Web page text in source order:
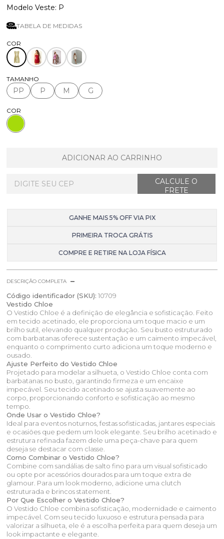
P
TABELA DE MEDIDAS
TAMANHO
PP P M G
COR
ADICIONAR AO CARRINHO
GANHE MAIS 5% OFF VIA PIX
PRIMEIRA TROCA GRÁTIS
COMPRE E RETIRE NA LOJA FÍSICA
DESCRIÇÃO COMPLETA
Código identificador (SKU): 10709
Vestido Chloe
O Vestido Chloe é a definição de elegância e sofisticação. Feito
em tecido acetinado, ele proporciona um toque macio e um
brilho sutil, elevando qualquer produção. Seu busto estruturado
com barbatanas oferece sustentação e um caimento impecável,
enquanto o comprimento curto adiciona um toque moderno e
ousado.
Ajuste Perfeito do Vestido Chloe
Projetado para modelar a silhueta, o Vestido Chloe conta com
barbatanas no busto, garantindo firmeza e um encaixe
impecável. Seu tecido acetinado se ajusta suavemente ao
corpo, proporcionando conforto e sofisticação ao mesmo
tempo.
Onde Usar o Vestido Chloe?
Ideal para eventos noturnos, festas sofisticadas, jantares especiais
e ocasiões que pedem um look elegante. Seu brilho acetinado e
estrutura refinada fazem dele uma peça-chave para quem
deseja se destacar com classe.
Como Combinar o Vestido Chloe?
Combine com sandálias de salto fino para um visual sofisticado
ou opte por acessórios dourados para um toque extra de
glamour. Para um look moderno, adicione uma clutch
estruturada e brincos statement.
Por Que Escolher o Vestido Chloe?
O Vestido Chloe combina sofisticação, modernidade e caimento
impecável. Com seu tecido luxuoso e estrutura pensada para
valorizar a silhueta, ele é a escolha perfeita para quem deseja um
look impactante e elegante.